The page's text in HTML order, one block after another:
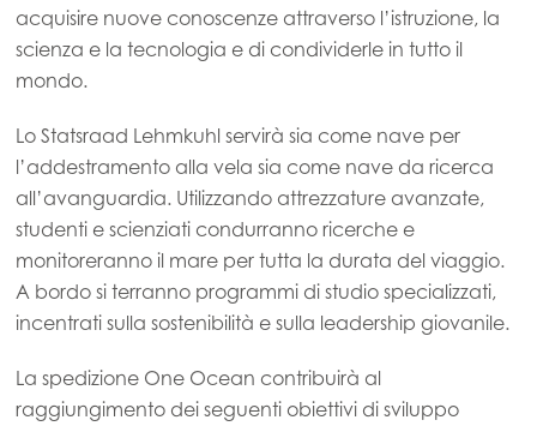
acquisire nuove conoscenze attraverso l’istruzione, la
scienza e la tecnologia e di condividerle in tutto il
mondo.
Lo Statsraad Lehmkuhl servirà sia come nave per
l’addestramento alla vela sia come nave da ricerca
all’avanguardia. Utilizzando attrezzature avanzate,
studenti e scienziati condurranno ricerche e
monitoreranno il mare per tutta la durata del viaggio.
A bordo si terranno programmi di studio specializzati,
incentrati sulla sostenibilità e sulla leadership giovanile.
La spedizione One Ocean contribuirà al
raggiungimento dei seguenti obiettivi di sviluppo